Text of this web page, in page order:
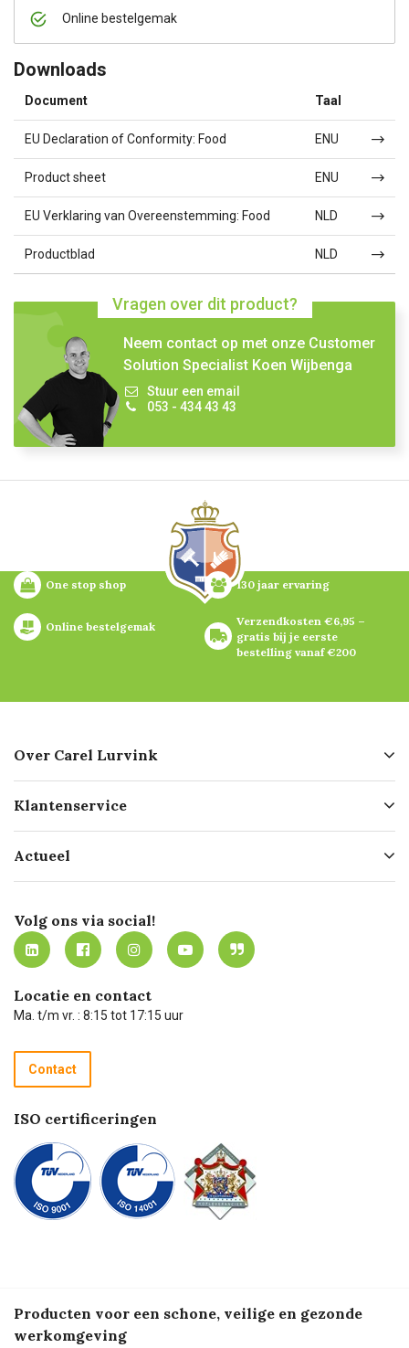
Online bestelgemak
Downloads
Document Taal
EU Declaration of Conformity: Food ENU
Product sheet ENU
EU Verklaring van Overeenstemming: Food NLD
Productblad NLD
Vragen over dit product?
Neem contact op met onze Customer
Solution Specialist Koen Wijbenga
Stuur een email
053 - 434 43 43
One stop shop 130 jaar ervaring
Online bestelgemak
Verzendkosten €6,95 –
gratis bij je eerste
bestelling vanaf €200
Over Carel Lurvink
Geschiedenis
Missie
Werken bij Carel Lurvink
MVO
Klantenservice
Bezorgen
Mijn Carel Lurvink
Mijn Carel Lurvink instructievideo's
Carel Lurvink App
Hulp op afstand
Technische dienst
Recycle programma
Betalen
Actueel
Innovation LAB
Tevreden klanten
Carel Lurvink Blog
Carel de podcast
Volg ons via social!
Locatie en contact
Ma. t/m vr. : 8:15 tot 17:15 uur
Contact
ISO certificeringen
Producten voor een schone, veilige en gezonde
werkomgeving